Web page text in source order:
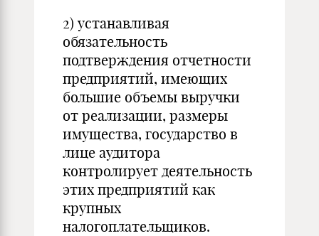
2) устанавливая
обязательность
подтверждения отчетности
предприятий, имеющих
большие объемы выручки
от реализации, размеры
имущества, государство в
лице аудитора
контролирует деятельность
этих предприятий как
крупных
налогоплательщиков.